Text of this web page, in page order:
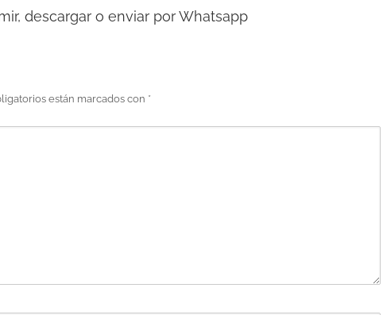
descargar o enviar por Whatsapp
están marcados con *